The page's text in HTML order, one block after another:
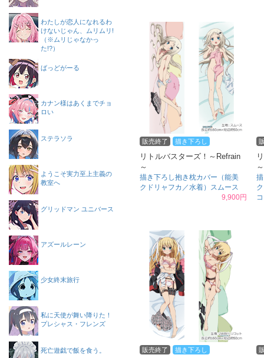
販売終了 描き下ろし
リトルバスターズ！～Refrain
～
描き下ろし抱き枕カバー（能美
クドリャフカ／水着）スムース
9,900円
～
販売終了 描き下ろし
わたしが恋人になれるわ
けないじゃん、ムリムリ!
（※ムリじゃなかっ
た!?）
ばっどがーる
カナン様はあくまでチョ
ロい
ステラソラ
ようこそ実力至上主義の
教室へ
グリッドマン ユニバース
アズールレーン
少女終末旅行
私に天使が舞い降りた！
プレシャス・フレンズ
死亡遊戯で飯を食う。